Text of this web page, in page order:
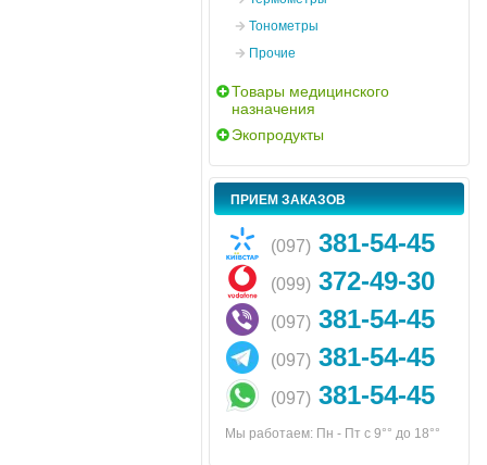
Тонометры
Прочие
Товары медицинского
назначения
Экопродукты
ПРИЕМ ЗАКАЗОВ
(097)381-54-45
(099)372-49-30
(097)381-54-45
(097)381-54-45
(097)381-54-45
Мы работаем: Пн - Пт с 9°° до 18°°